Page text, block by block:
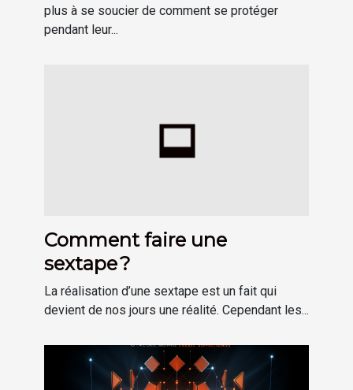
plus à se soucier de comment se protéger
pendant leur...
Comment faire une
sextape ?
La réalisation d’une sextape est un fait qui
devient de nos jours une réalité. Cependant les...